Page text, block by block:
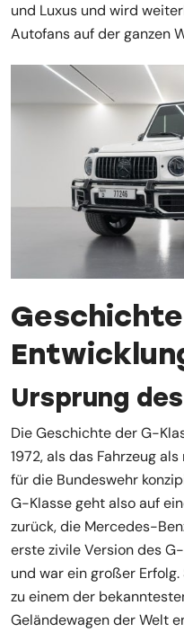
und Luxus und wird
Autofans auf der ganzen
Ursprung
Die Geschichte der G-
1972, als das Fahrzeug
für die Bundeswehr
G-Klasse geht also auf
zurück, die Mercedes-
erste zivile Version des
und war ein großer
zu einem der
Geländewagen der Welt